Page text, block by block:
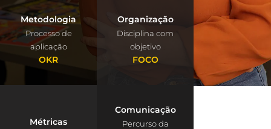
Metodologia
Processo de
aplicação
OKR
Organização
Disciplina com
objetivo
FOCO
Métricas
Comunicação
Percurso da